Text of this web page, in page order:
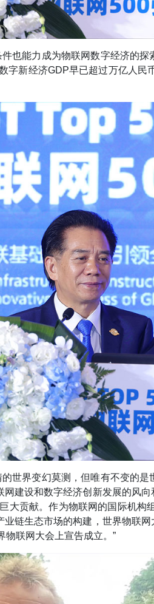
也能力成为物联网数字经济的
新经济GDP早已超过万亿人
世界变幻莫测，但唯有不变的
建设和数字经济创新发展的风
大贡献。作为物联网的国际机
链生态市场的构建，世界物联
物联网大会上宣告成立。”